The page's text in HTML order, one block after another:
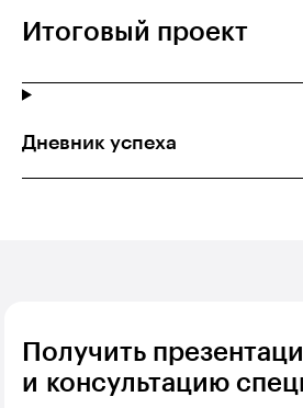
Итоговый проект
Дневник успеха
Получить
и консультацию